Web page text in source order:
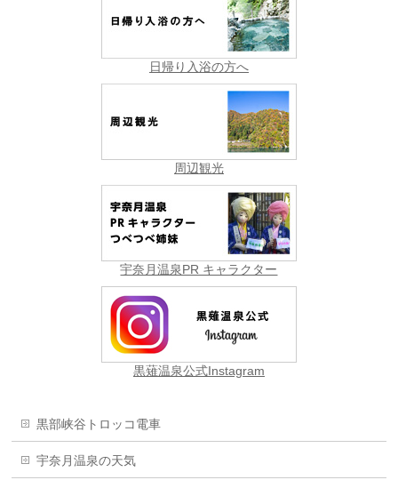
日帰り入浴の方へ
周辺観光
宇奈月温泉PR キャラクター
黒薙温泉公式Instagram
黒部峡谷トロッコ電車
宇奈月温泉の天気